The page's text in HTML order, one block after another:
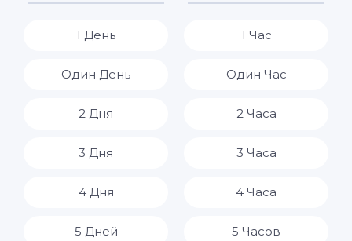
1 День
Один День
2 Дня
3 Дня
4 Дня
5 Дней
1 Час
Один Час
2 Часа
3 Часа
4 Часа
5 Часов